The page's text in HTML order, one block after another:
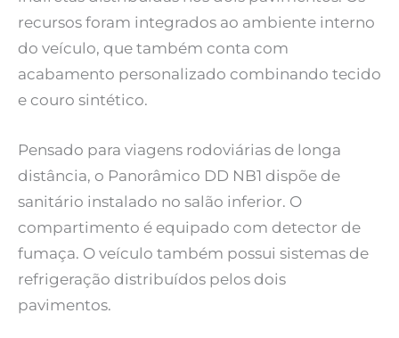
recursos foram integrados ao ambiente interno
do veículo, que também conta com
acabamento personalizado combinando tecido
e couro sintético.
Pensado para viagens rodoviárias de longa
distância, o Panorâmico DD NB1 dispõe de
sanitário instalado no salão inferior. O
compartimento é equipado com detector de
fumaça. O veículo também possui sistemas de
refrigeração distribuídos pelos dois
pavimentos.